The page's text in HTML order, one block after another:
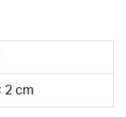
2 cm